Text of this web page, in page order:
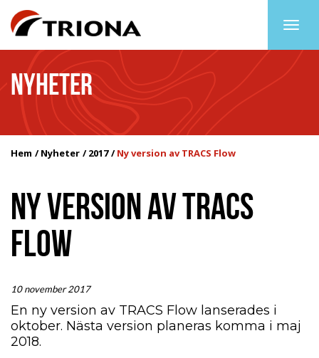
NYHETER
Hem Nyheter 2017 Ny version av TRACS Flow
NY VERSION AV TRACS
FLOW
10 november 2017
En ny version av TRACS Flow lanserades i
oktober. Nästa version planeras komma i maj
2018.